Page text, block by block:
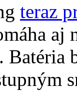
teraz
aj
Batéria